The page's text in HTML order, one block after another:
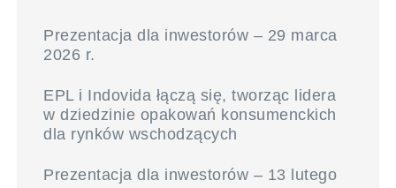
Prezentacja dla inwestorów – 29 marca
2026 r.
EPL i Indovida łączą się, tworząc lidera
w dziedzinie opakowań konsumenckich
dla rynków wschodzących
Prezentacja dla inwestorów – 13 lutego